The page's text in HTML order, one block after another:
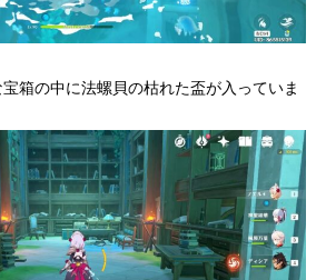
箱の中に法螺貝の枯れた盃が入っていま